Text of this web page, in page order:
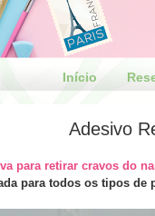
Início
Adesivo
para retirar cravos do
para todos os tipos de